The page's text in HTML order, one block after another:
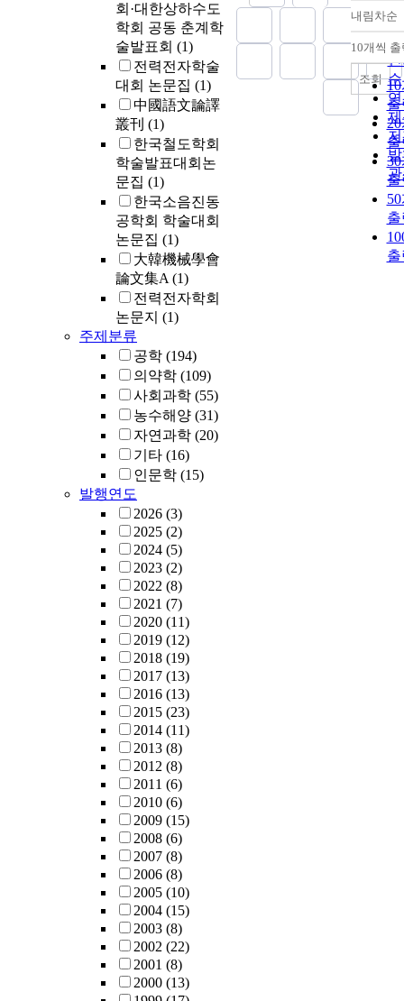
회·대한상하수도
학회 공동 춘계학
술발표회 (1)
전력전자학술
대회 논문집 (1)
中國語文論譯
叢刊 (1)
한국철도학회
학술발표대회논
문집 (1)
한국소음진동
공학회 학술대회
논문집 (1)
大韓機械學會
論文集A(1)
전력전자학회
논문지 (1)
주제분류
공학 (194)
의약학 (109)
사회과학 (55)
농수해양 (31)
자연과학 (20)
기타 (16)
인문학 (15)
발행연도
2026 (3)
2025 (2)
2024 (5)
2023 (2)
2022 (8)
2021 (7)
2020 (11)
2019 (12)
2018 (19)
2017 (13)
2016 (13)
2015 (23)
2014 (11)
2013 (8)
2012 (8)
2011 (6)
2010 (6)
2009 (15)
2008 (6)
2007 (8)
2006 (8)
2005 (10)
2004 (15)
2003 (8)
2002 (22)
2001 (8)
2000 (13)
순
순
내림차순
10개씩 출
출
출
출
조회